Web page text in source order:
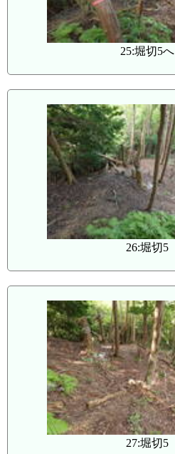
25:堀切5へ
26:堀切5
27:堀切5